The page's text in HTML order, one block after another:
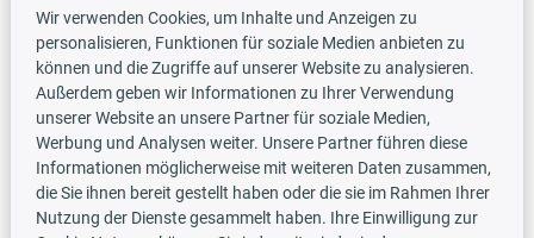
Vorauskasse
Versandarten
Wir verwenden Cookies, um Inhalte und Anzeigen zu
personalisieren, Funktionen für soziale Medien anbieten zu
können und die Zugriffe auf unserer Website zu analysieren.
Außerdem geben wir Informationen zu Ihrer Verwendung
unserer Website an unsere Partner für soziale Medien,
Werbung und Analysen weiter. Unsere Partner führen diese
Informationen möglicherweise mit weiteren Daten zusammen,
die Sie ihnen bereit gestellt haben oder die sie im Rahmen Ihrer
Nutzung der Dienste gesammelt haben. Ihre Einwilligung zur